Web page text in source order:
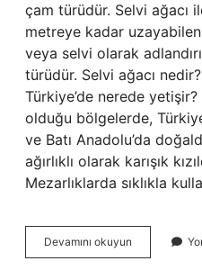
çam türüdür. Selvi ağacı
metreye kadar
veya selvi olarak
türüdür. Selvi ağacı
Türkiye’de nerede
olduğu bölgelerde,
ve Batı Anadolu’da
ağırlıklı olarak karışık
Mezarlıklarda sıklıkla
Devamını okuyun
Ağacının